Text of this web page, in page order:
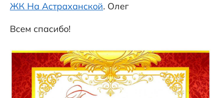
ЖК На Астраханской. Олег
Всем спасибо!